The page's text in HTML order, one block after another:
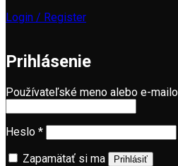
Login / Register
Prihlásenie
Používateľské meno alebo e-
Heslo *
Zapamätať si ma
Prihlásiť